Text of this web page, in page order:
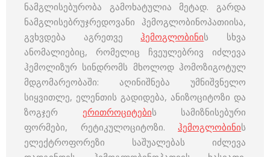
ნამგლისებურობა გამოხატულია მეტად. გარდა
ნამგლისებრუჯრედოვანი ჰემოგლობინოპათიისა,
გვხვდება აგრეთვეჰემოგლობინის სხვა
ანომალიებიც, რომელიც ჩვეულებრივ იძლევა
ჰემოლიზურ სინდრომს მხოლოდ ჰომოზიგოტულ
მდგომარეობაში: აღინიშნება უმნიშვნელო
სიყვითლე, ელენთის გადიდება, ანიზოციტოზი და
ზოგჯერ ერითროციტების სამიზნისებური
ფორმები, რეტიკულოციტოზი. ჰემოგლობინის
ელექტროფორეზი საშუალებას იძლევა